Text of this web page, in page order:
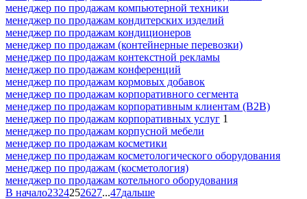
менеджер по продажам компьютерной техники
менеджер по продажам кондитерских изделий
менеджер по продажам кондиционеров
менеджер по продажам (контейнерные перевозки)
менеджер по продажам контекстной рекламы
менеджер по продажам конференций
менеджер по продажам кормовых добавок
менеджер по продажам корпоративного сегмента
менеджер по продажам корпоративным клиентам (B2B)
менеджер по продажам корпоративных услуг 1
менеджер по продажам корпусной мебели
менеджер по продажам косметики
менеджер по продажам косметологического оборудования
менеджер по продажам (косметология)
менеджер по продажам котельного оборудования
В начало2324252627...47дальше